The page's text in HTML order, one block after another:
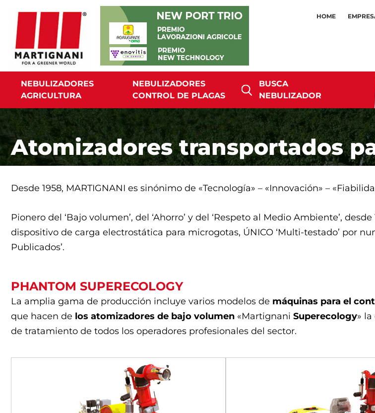
contenido
HOME
NEBULIZADORES
AGRICULTURA
NEBULIZADORES
CONTROL DE PLAGAS
BUSCA
NEBULIZADOR
Atomizadores transportados
Desde 1958, MARTIGNANI es sinónimo de «Tecnología» – «Innovación» –
Pionero del ‘Bajo volumen’, del ‘Ahorro’ y del ‘Respeto al Medio Ambiente’,
dispositivo de carga electrostática para microgotas, ÚNICO ‘Multi-testado’ por
Publicados’.
PHANTOM SUPERECOLOGY
La amplia gama de producción incluye varios modelos de máquinas para el
que hacen de los atomizadores de bajo volumen «Martignani Superecology»
de tratamiento de todos los operadores profesionales del sector.